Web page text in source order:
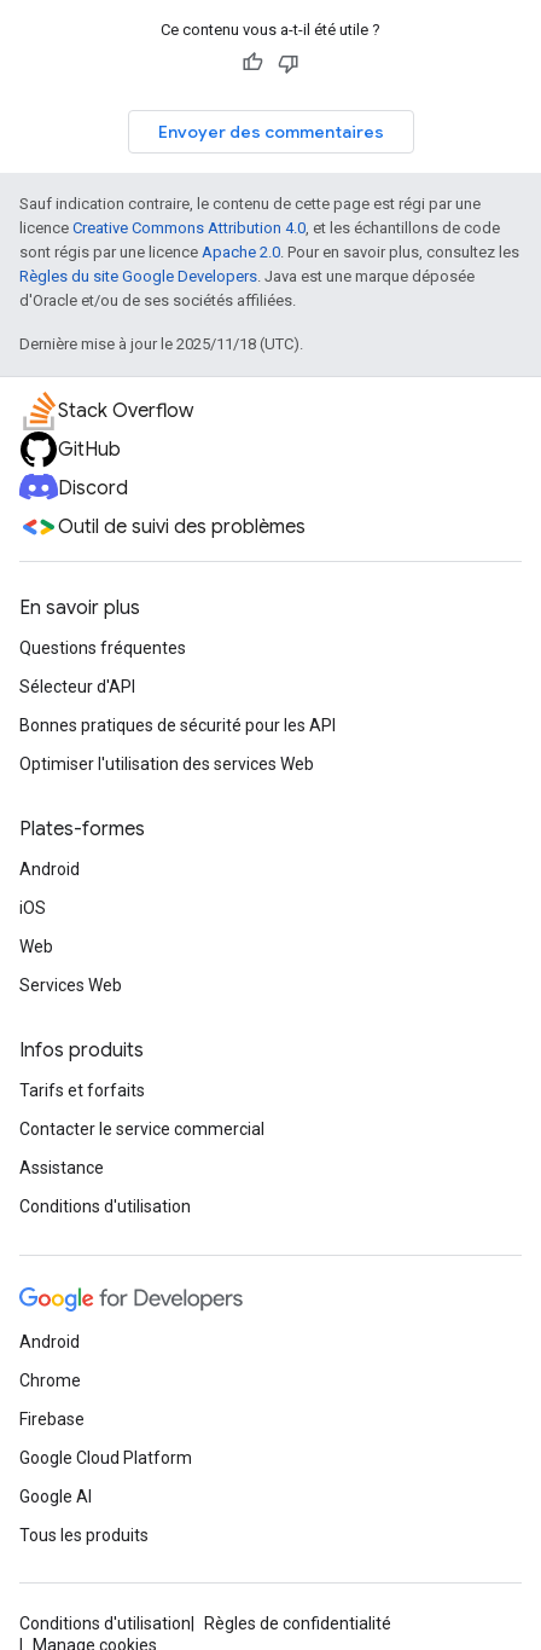
Ce contenu vous a-t-il été utile ?
Envoyer des commentaires
Sauf indication contraire, le contenu de cette page est régi par une
licence Creative Commons Attribution 4.0, et les échantillons de code
sont régis par une licence Apache 2.0. Pour en savoir plus, consultez les
Règles du site Google Developers. Java est une marque déposée
d'Oracle et/ou de ses sociétés affiliées.
Dernière mise à jour le 2025/11/18 (UTC).
Stack Overflow
GitHub
Discord
Outil de suivi des problèmes
En savoir plus
Questions fréquentes
Sélecteur d'API
Bonnes pratiques de sécurité pour les API
Optimiser l'utilisation des services Web
Plates-formes
Android
iOS
Web
Services Web
Infos produits
Tarifs et forfaits
Contacter le service commercial
Assistance
Conditions d'utilisation
Android
Chrome
Firebase
Google Cloud Platform
Google AI
Tous les produits
Conditions d'utilisation
Règles de confidentialité
Manage cookies